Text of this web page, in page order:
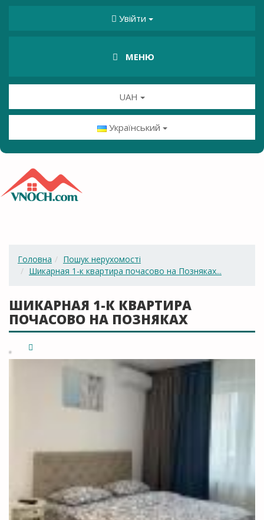
Увійти
МЕНЮ
UAH
Український
Головна
Пошук нерухомості
Шикарная 1-к квартира почасово на Позняках...
ШИКАРНАЯ 1-К КВАРТИРА
ПОЧАСОВО НА ПОЗНЯКАХ